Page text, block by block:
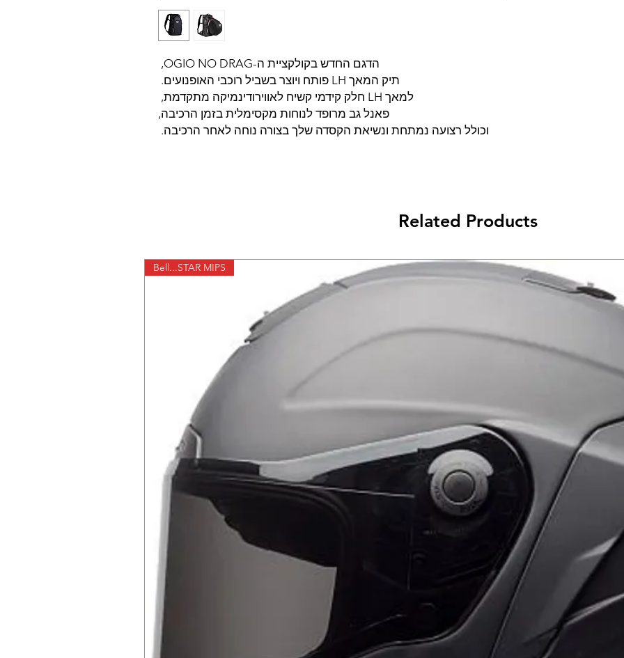
הדגם החדש בקולקציית ה-OGIO NO DRAG,
תיק המאך LH פותח ויוצר בשביל רוכבי האופנועים.
למאך LH חלק קידמי קשיח לאווירודינמיקה מתקדמת,
פאנל גב מרופד לנוחות מקסימלית בזמן הרכיבה,
וכולל רצועה נמתחת ונשיאת הקסדה שלך בצורה נוחה לאחר הרכיבה.
Related Products
Bell...STAR MIPS